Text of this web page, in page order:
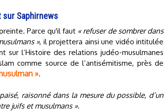
sur Saphirnews
Parce qu'il faut « refuser de sombrer dans
», il projettera ainsi une vidéo intitulée
sur l’Histoire des relations judéo-musulmanes
comme source de l’antisémitisme, près de
».
raisonné dans la mesure du possible, d’un
juifs et musulmans ».